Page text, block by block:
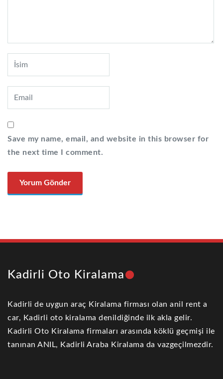
Save my name, email, and website in this browser for
the next time I comment.
Kadirli Oto Kiralama
Kadirli de uygun araç Kiralama firması olan anil rent a
car, Kadirli oto kiralama denildiğinde ilk akla gelir.
Kadirli Oto Kiralama firmaları arasında köklü geçmişi ile
tanınan ANIL, Kadirli Araba Kiralama da vazgeçilmezdir.